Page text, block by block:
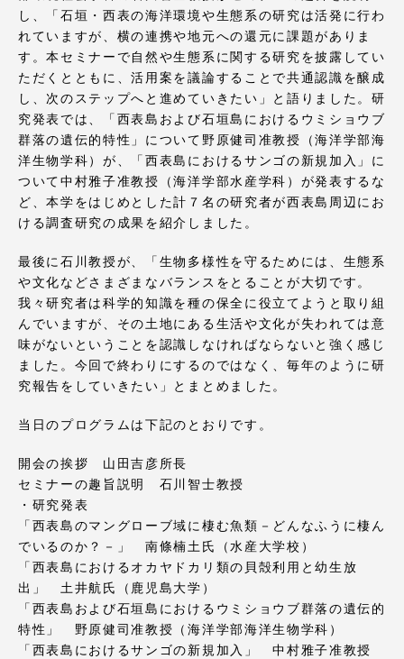
し、「石垣・西表の海洋環境や生態系の研究は活発に行わ
れていますが、横の連携や地元への還元に課題がありま
す。本セミナーで自然や生態系に関する研究を披露してい
ただくとともに、活用案を議論することで共通認識を醸成
し、次のステップへと進めていきたい」と語りました。研
究発表では、「西表島および石垣島におけるウミショウブ
群落の遺伝的特性」について野原健司准教授（海洋学部海
洋生物学科）が、「西表島におけるサンゴの新規加入」に
ついて中村雅子准教授（海洋学部水産学科）が発表するな
ど、本学をはじめとした計７名の研究者が西表島周辺にお
ける調査研究の成果を紹介しました。
最後に石川教授が、「生物多様性を守るためには、生態系
や文化などさまざまなバランスをとることが大切です。
我々研究者は科学的知識を種の保全に役立てようと取り組
んでいますが、その土地にある生活や文化が失われては意
味がないということを認識しなければならないと強く感じ
ました。今回で終わりにするのではなく、毎年のように研
究報告をしていきたい」とまとめました。
当日のプログラムは下記のとおりです。
開会の挨拶 山田吉彦所長
セミナーの趣旨説明 石川智士教授
・研究発表
「西表島のマングローブ域に棲む魚類－どんなふうに棲ん
でいるのか？－」 南條楠土氏（水産大学校）
「西表島におけるオカヤドカリ類の貝殻利用と幼生放
出」 土井航氏（鹿児島大学）
「西表島および石垣島におけるウミショウブ群落の遺伝的
特性」 野原健司准教授（海洋学部海洋生物学科）
「西表島におけるサンゴの新規加入」 中村雅子准教授
札幌キャンパス
TOKAIスポーツ
ニュースリリース
卒業にあたってのアンケート
教育研究上の目的及び養成する人材像と３つの
ポリシー